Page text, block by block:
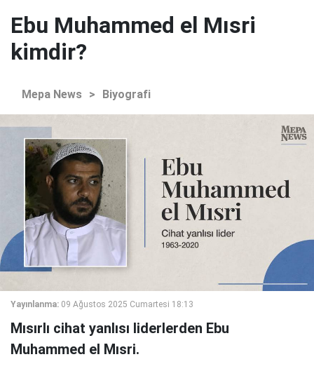
Ebu Muhammed el Mısri
kimdir?
Mepa News > Biyografi
Yayınlanma: 09 Ağustos 2025 Cumartesi 18:13
Mısırlı cihat yanlısı liderlerden Ebu
Muhammed el Mısri.